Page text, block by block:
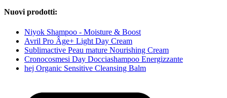
Nuovi prodotti:
Niyok Shampoo - Moisture & Boost
Avril Pro Âge+ Light Day Cream
Sublimactive Peau mature Nourishing Cream
Cronocosmesi Day Docciashampoo Energizzante
hej Organic Sensitive Cleansing Balm